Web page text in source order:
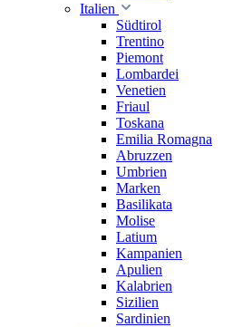
Italien
Südtirol
Trentino
Piemont
Lombardei
Venetien
Friaul
Toskana
Emilia Romagna
Abruzzen
Umbrien
Marken
Basilikata
Molise
Latium
Kampanien
Apulien
Kalabrien
Sizilien
Sardinien